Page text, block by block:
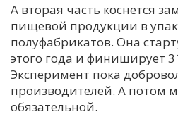
А вторая часть коснется
пищевой продукции в
полуфабрикатов. Она
этого года и финиширует
Эксперимент пока
производителей. А потом
обязательной.